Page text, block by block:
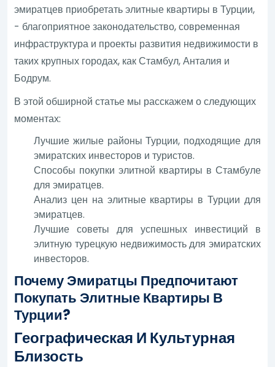
эмиратцев приобретать элитные квартиры в Турции,
- благоприятное законодательство, современная
инфраструктура и проекты развития недвижимости в
таких крупных городах, как Стамбул, Анталия и
Бодрум.
В этой обширной статье мы расскажем о следующих
моментах:
Лучшие жилые районы Турции, подходящие для
эмиратских инвесторов и туристов.
Способы покупки элитной квартиры в Стамбуле
для эмиратцев.
Анализ цен на элитные квартиры в Турции для
эмиратцев.
Лучшие советы для успешных инвестиций в
элитную турецкую недвижимость для эмиратских
инвесторов.
Почему Эмиратцы Предпочитают
Покупать Элитные Квартиры В
Турции?
Географическая И Культурная
Близость